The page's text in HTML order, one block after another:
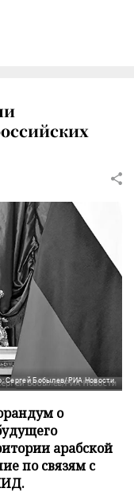
Сергей Бобылев/РИА Новости
о
арабской
по связям с